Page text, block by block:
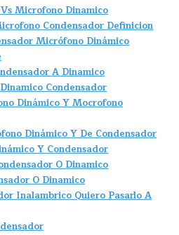
Microfono Dinamico
Condensador Definicion
Micrófono Dinámico
A Dinamico
Condensador
Dinámico Y Mocrofono
Dinámico Y De Condensador
Y Condensador
O Dinamico
O Dinamico
Inalambrico Quiero Pasarlo A